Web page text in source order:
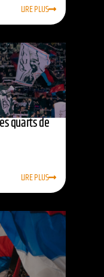
LIRE PLUS
quarts de
LIRE PLUS